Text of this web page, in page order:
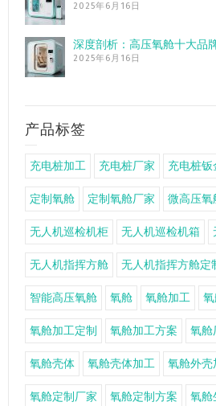
2025年6月16日
深度剖析：高压氧舱十大品
2025年6月16日
产品标签
充电桩加工 充电桩厂家 充电桩钣
定制氧舱 定制氧舱厂家 微高压氧
无人机巡检机柜 无人机巡检机箱
无人机指挥方舱 无人机指挥方舱定
智能高压氧舱 氧舱 氧舱加工
氧舱加工定制 氧舱加工方案 氧舱
氧舱壳体 氧舱壳体加工 氧舱外壳
氧舱定制厂家 氧舱定制方案 氧舱